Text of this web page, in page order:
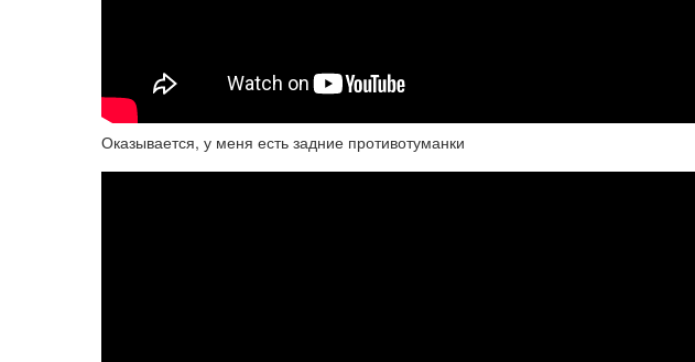
Оказывается, у меня есть задние противотуманки